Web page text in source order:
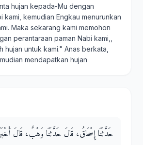
hujan kepada-Mu dengan
kami, kemudian Engkau menurunkan
Maka sekarang kami memohon
perantaraan paman Nabi kami,,
hujan untuk kami." Anas berkata,
mendapatkan hujan
حَدَّثَنَا إِسْحَاقُ، قَالَ حَدَّثَنَا وَهْبٌ، قَالَ